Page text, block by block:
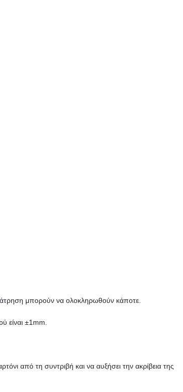
μπορούν να ολοκληρωθούν κάποτε.
είναι ±1mm.
από τη συντριβή και να αυξήσει την ακρίβεια της